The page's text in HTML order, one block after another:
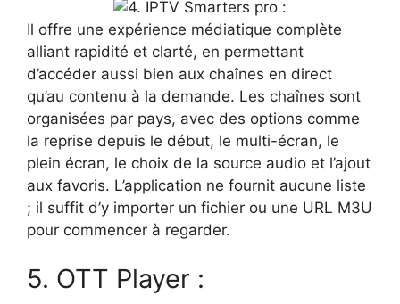
Il offre une expérience médiatique complète
alliant rapidité et clarté, en permettant
d’accéder aussi bien aux chaînes en direct
qu’au contenu à la demande. Les chaînes sont
organisées par pays, avec des options comme
la reprise depuis le début, le multi-écran, le
plein écran, le choix de la source audio et l’ajout
aux favoris. L’application ne fournit aucune liste
; il suffit d’y importer un fichier ou une URL M3U
pour commencer à regarder.
5. OTT Player :